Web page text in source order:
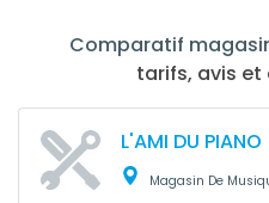
Comparatif
tarifs, avis
L'AMI DU PIANO
Magasin De